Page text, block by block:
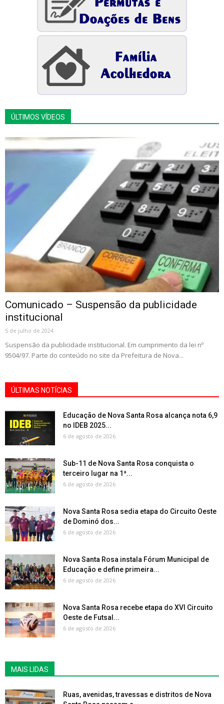
ÚLTIMOS VÍDEOS
Comunicado – Suspensão da publicidade
institucional
5 de julho de 2024
Suspensão da publicidade institucional. Em cumprimento da lei nº
9504/97. Parte do conteúdo no site da Prefeitura de Nova...
ÚLTIMAS NOTÍCIAS
Educação de Nova Santa Rosa alcança nota 6,9
no IDEB 2025...
6 de agosto de 2026
Sub-11 de Nova Santa Rosa conquista o
terceiro lugar na 1ª...
6 de agosto de 2026
Nova Santa Rosa sedia etapa do Circuito Oeste
de Dominó dos...
6 de agosto de 2026
Nova Santa Rosa instala Fórum Municipal de
Educação e define primeira...
6 de agosto de 2026
Nova Santa Rosa recebe etapa do XVI Circuito
Oeste de Futsal...
6 de agosto de 2026
MAIS LIDAS
Ruas, avenidas, travessas e distritos de Nova